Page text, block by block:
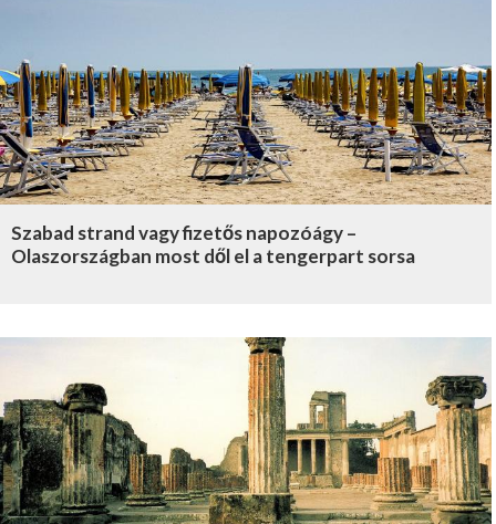
Szabad strand vagy fizetős napozóágy –
Olaszországban most dől el a tengerpart sorsa